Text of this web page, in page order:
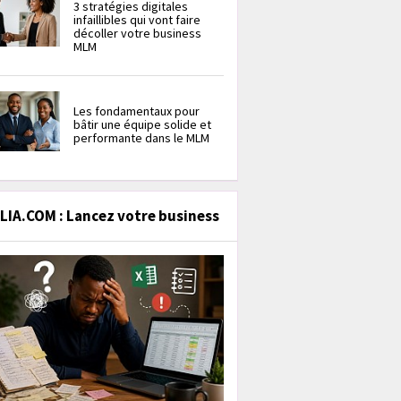
3 stratégies digitales
infaillibles qui vont faire
décoller votre business
MLM
Les fondamentaux pour
bâtir une équipe solide et
performante dans le MLM
: Lancez votre business